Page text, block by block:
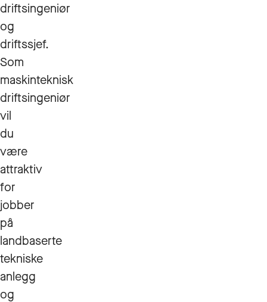
driftsingeniør
og
driftssjef.
Som
maskinteknisk
driftsingeniør
vil
du
være
attraktiv
for
jobber
på
landbaserte
tekniske
anlegg
og